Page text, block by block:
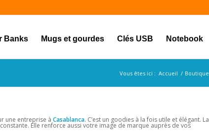
Banks Mugs et gourdes Clés USB Notebook
Vous êtes ici : Accueil / Boutique
une entreprise à Casablanca. C’est un goodies à la fois utile et élégant. La
Elle renforce aussi votre image de marque auprès de vos